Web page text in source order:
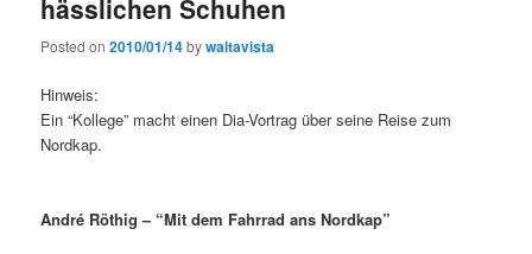
hässlichen Schuhen
Posted on2010/01/14bywaltavista
Hinweis:
Ein “Kollege” macht einen Dia-Vortrag über seine Reise zum
Nordkap.
André Röthig – “Mit dem Fahrrad ans Nordkap”